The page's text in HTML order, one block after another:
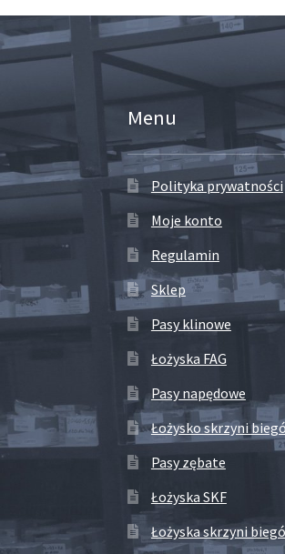
Menu
Polityka prywatności
Moje konto
Regulamin
Sklep
Pasy klinowe
Łożyska FAG
Pasy napędowe
Łożysko skrzyni
Pasy zębate
Łożyska SKF
Łożyska skrzyni